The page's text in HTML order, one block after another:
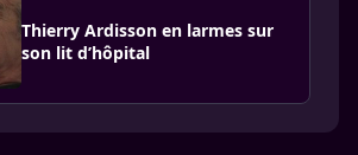
Thierry Ardisson en larmes sur
son lit d’hôpital